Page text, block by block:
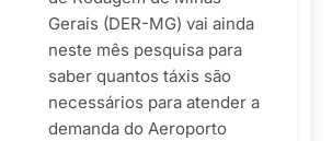
Gerais (DER-MG) vai ainda
neste mês pesquisa para
saber quantos táxis são
necessários para atender a
demanda do Aeroporto